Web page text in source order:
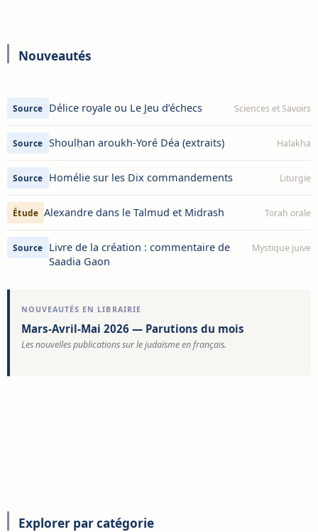
Nouveautés
Source Délice royale ou Le Jeu d’échecs Sciences et Savoirs
Source Shoulḥan aroukh-Yoré Déa (extraits) Halakha
Source Homélie sur les Dix commandements Liturgie
Étude Alexandre dans le Talmud et Midrash Torah orale
Source
Livre de la création : commentaire de
Saadia Gaon
Mystique juive
NOUVEAUTÉS EN LIBRAIRIE
Mars-Avril-Mai 2026 — Parutions du mois
Les nouvelles publications sur le judaïsme en français.
Explorer par catégorie